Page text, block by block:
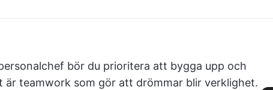
bör du prioritera att bygga upp och
teamwork som gör att drömmar blir verklighet.